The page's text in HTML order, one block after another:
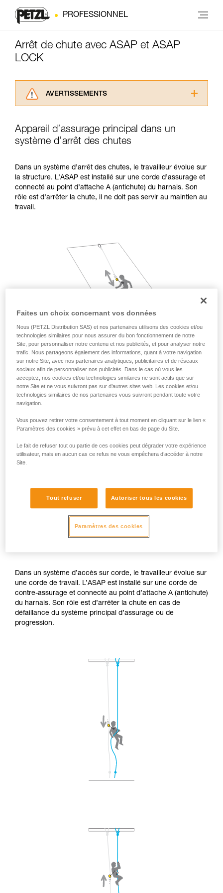
PROFESSIONNEL
Arrêt de chute avec ASAP et ASAP
LOCK
AVERTISSEMENTS
consulter. Vous devez avoir compris les
informations de la notice technique pour
Maîtriser ces techniques nécessite une
formation et un entraînement spécifique. Validez
avec un professionnel votre capacité à refaire
la manipulation, seul, en toute sécurité, avant
que nous ne décrivons pas ici.
Appareil d’assurage principal dans un
système d’arrêt des chutes
Dans un système d’arrêt des chutes, le travailleur évolue sur
la structure. L’ASAP est installé sur une corde d’assurage et
connecté au point d’attache A (antichute) du harnais. Son
rôle est d’arrêter la chute, il ne doit pas servir au maintien au
travail.
Appareil de contre-assurage dans un
Dans un système d’accès sur corde, le travailleur évolue sur
une corde de travail. L’ASAP est installé sur une corde de
contre-assurage et connecté au point d’attache A (antichute)
du harnais. Son rôle est d’arrêter la chute en cas de
défaillance du système principal d’assurage ou de
progression.
Faites un choix concernant vos données
Nous (PETZL Distribution SAS) et nos partenaires utilisons des cookies et/ou
technologies similaires pour nous assurer du bon fonctionnement de notre
Site, pour personnaliser notre contenu et nos publicités, et pour analyser notre
trafic. Nous partageons également des informations, quant à votre navigation
sur notre Site, avec nos partenaires analytiques, publicitaires et de réseaux
sociaux afin de personnaliser nos publicités. Dans le cas où vous les
acceptez, nos cookies et/ou technologies similaires ne sont actifs que sur
notre Site et ne vous suivront pas sur d’autres sites web. Les cookies et/ou
technologies similaires de nos partenaires vous suivront pendant toute votre
navigation.
Vous pouvez retirer votre consentement à tout moment en cliquant sur le lien «
Paramètres des cookies » prévu à cet effet en bas de page du Site.
Le fait de refuser tout ou partie de ces cookies peut dégrader votre expérience
utilisateur, mais en aucun cas ce refus ne vous empêchera d’accéder à notre
Site.
Tout refuser Autoriser tous les cookies
Paramètres des cookies